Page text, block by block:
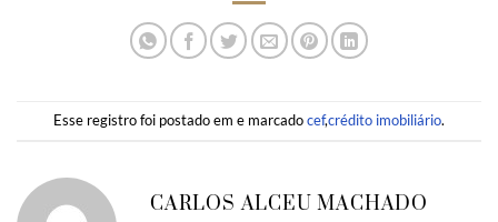
Esse registro foi postado em e marcadocef,crédito imobiliário.
CARLOS ALCEU MACHADO